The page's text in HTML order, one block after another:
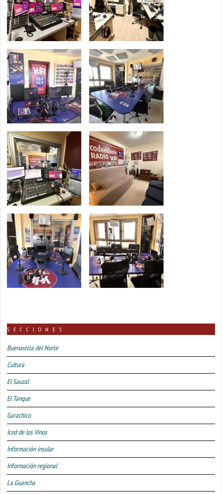
SECCIONES
Buenavista del Norte
Cultura
El Sauzal
El Tanque
Garachico
Icod de los Vinos
Información insular
Información regional
La Guancha